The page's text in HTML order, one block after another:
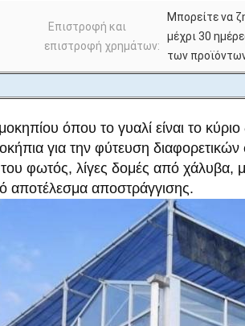
Επιστροφή και
επιστροφή χρημάτων:
Μπορείτε να
μέχρι 30
των
όπου το γυαλί είναι το κύριο
για την φύτευση
φωτός, λίγες δομές από χάλυβα,
αποτέλεσμα αποστράγγισης.